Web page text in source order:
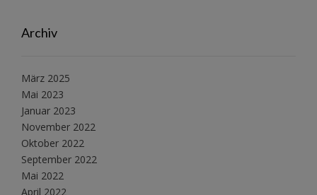
Archiv
März 2025
Mai 2023
Januar 2023
November 2022
Oktober 2022
September 2022
Mai 2022
April 2022